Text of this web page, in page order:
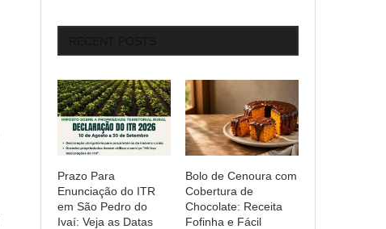
Prazo Para
Enunciação do ITR
em São Pedro do
Ivaí: Veja as Datas
Bolo de Cenoura com
Cobertura de
Chocolate: Receita
Fofinha e Fácil